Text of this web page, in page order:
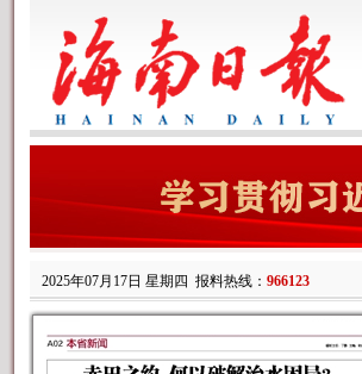
2025年07月17日 星期四 报料热线： 966123